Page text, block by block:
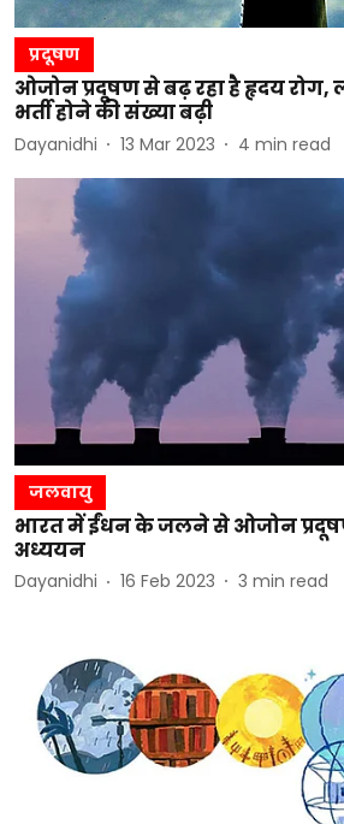
प्रदूषण
ओजोन प्रदूषण से बढ़ रहा है हृदय
भर्ती होने की संख्या बढ़ी
Dayanidhi 13 Mar 2023 4 min read
जलवायु
भारत में ईंधन के जलने से ओजोन प्रदूषण
अध्ययन
Dayanidhi 16 Feb 2023 3 min read